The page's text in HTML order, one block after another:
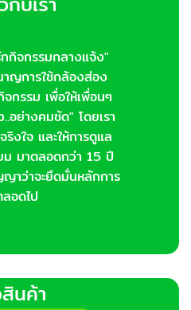
กกิจกรรมกลางแจ้ง"
าญการใช้กล้องส่อง
กรรม เพื่อให้เพื่อนๆ
อย่างคมชัด" โดยเรา
ริงใจ และให้การดูแล
ม มาตลอดกว่า 15 ปี
าว่าจะยึดมั่นหลักการ
อดไป
นค้า